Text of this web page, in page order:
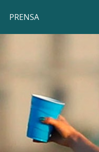
PRENSA